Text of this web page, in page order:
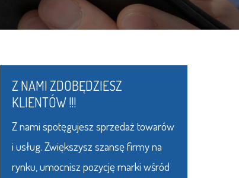
Z NAMI ZDOBĘDZIESZ
KLIENTÓW !!!
Z nami spotęgujesz sprzedaż towarów
i usług. Zwiększysz szansę firmy na
rynku, umocnisz pozycję marki wśród